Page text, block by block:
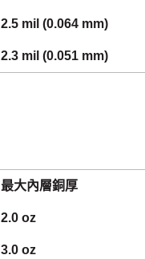
2.5 mil (0.064 mm)
2.3 mil (0.051 mm)
最大內層銅厚
2.0 oz
3.0 oz